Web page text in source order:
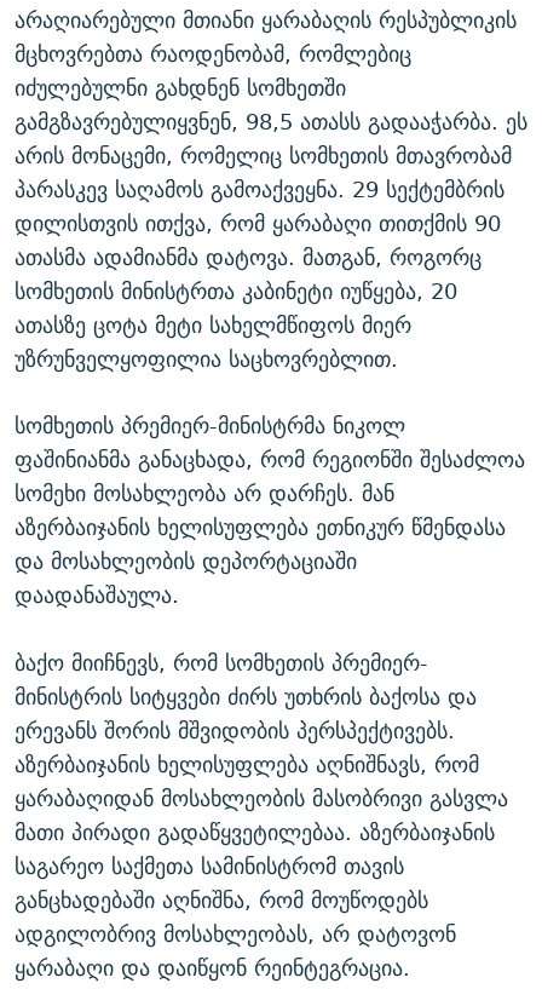
არაღიარებული მთიანი ყარაბაღის რესპუბლიკის
მცხოვრებთა რაოდენობამ, რომლებიც
იძულებულნი გახდნენ სომხეთში
გამგზავრებულიყვნენ, 98,5 ათასს გადააჭარბა. ეს
არის მონაცემი, რომელიც სომხეთის მთავრობამ
პარასკევ საღამოს გამოაქვეყნა. 29 სექტემბრის
დილისთვის ითქვა, რომ ყარაბაღი თითქმის 90
ათასმა ადამიანმა დატოვა. მათგან, როგორც
სომხეთის მინისტრთა კაბინეტი იუწყება, 20
ათასზე ცოტა მეტი სახელმწიფოს მიერ
უზრუნველყოფილია საცხოვრებლით.
სომხეთის პრემიერ-მინისტრმა ნიკოლ
ფაშინიანმა განაცხადა, რომ რეგიონში შესაძლოა
სომეხი მოსახლეობა არ დარჩეს. მან
აზერბაიჯანის ხელისუფლება ეთნიკურ წმენდასა
და მოსახლეობის დეპორტაციაში
დაადანაშაულა.
ბაქო მიიჩნევს, რომ სომხეთის პრემიერ-
მინისტრის სიტყვები ძირს უთხრის ბაქოსა და
ერევანს შორის მშვიდობის პერსპექტივებს.
აზერბაიჯანის ხელისუფლება აღნიშნავს, რომ
ყარაბაღიდან მოსახლეობის მასობრივი გასვლა
მათი პირადი გადაწყვეტილებაა. აზერბაიჯანის
საგარეო საქმეთა სამინისტრომ თავის
განცხადებაში აღნიშნა, რომ მოუწოდებს
ადგილობრივ მოსახლეობას, არ დატოვონ
ყარაბაღი და დაიწყონ რეინტეგრაცია.